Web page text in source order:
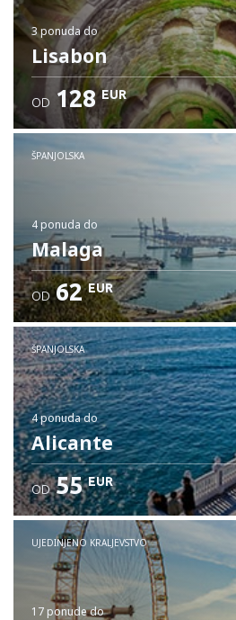
3 ponudado
Lisabon
OD 128 EUR
ŠPANJOLSKA
4 ponudado
Malaga
OD 62 EUR
ŠPANJOLSKA
4 ponudado
Alicante
OD 55 EUR
UJEDINJENO KRALJEVSTVO
17 ponudedo